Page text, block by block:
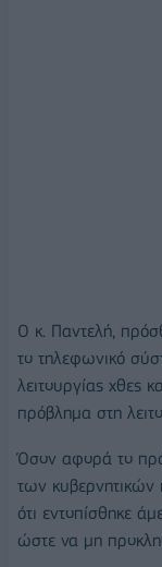
Ο κ. Παντελή,
το τηλεφωνικό
λειτουργίας χθες
πρόβλημα στη
Όσον αφορά το
των
ότι εντοπίσθηκε
ώστε να μη